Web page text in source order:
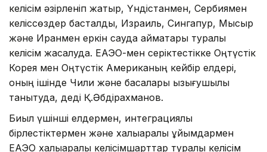
келісім әзірленіп жатыр, Үнд­іс­танмен, Сербиямен
келіссөздер бас­талды, Израиль, Сингапур, Мы­сыр
және Иранмен еркін сауда ай­мақтары туралы
келісім жасалуда. ЕАЭО-мен серіктестікке Оңтүстік
Корея мен Оңтүстік Американың кейбір елдері,
оның ішінде Чили және басқалары қызығушылық
танытуда, деді Қ.Әбдірахманов.
Биыл үшінші елдермен, инте­гра­циялық
бірлестіктермен және халықаралық ұйымдармен
ЕАЭО халықаралық келісімшарттар туралы келісім